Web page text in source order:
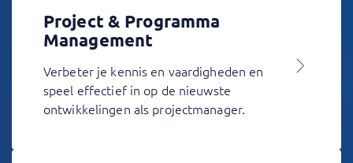
Project & Programma
Management
Verbeter je kennis en vaardigheden en
speel effectief in op de nieuwste
ontwikkelingen als projectmanager.